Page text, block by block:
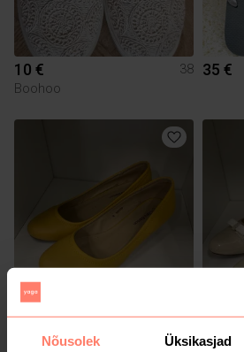
Nõusolek Üksikasjad
10 €
38
Boohoo
35 €
8 € 9 €